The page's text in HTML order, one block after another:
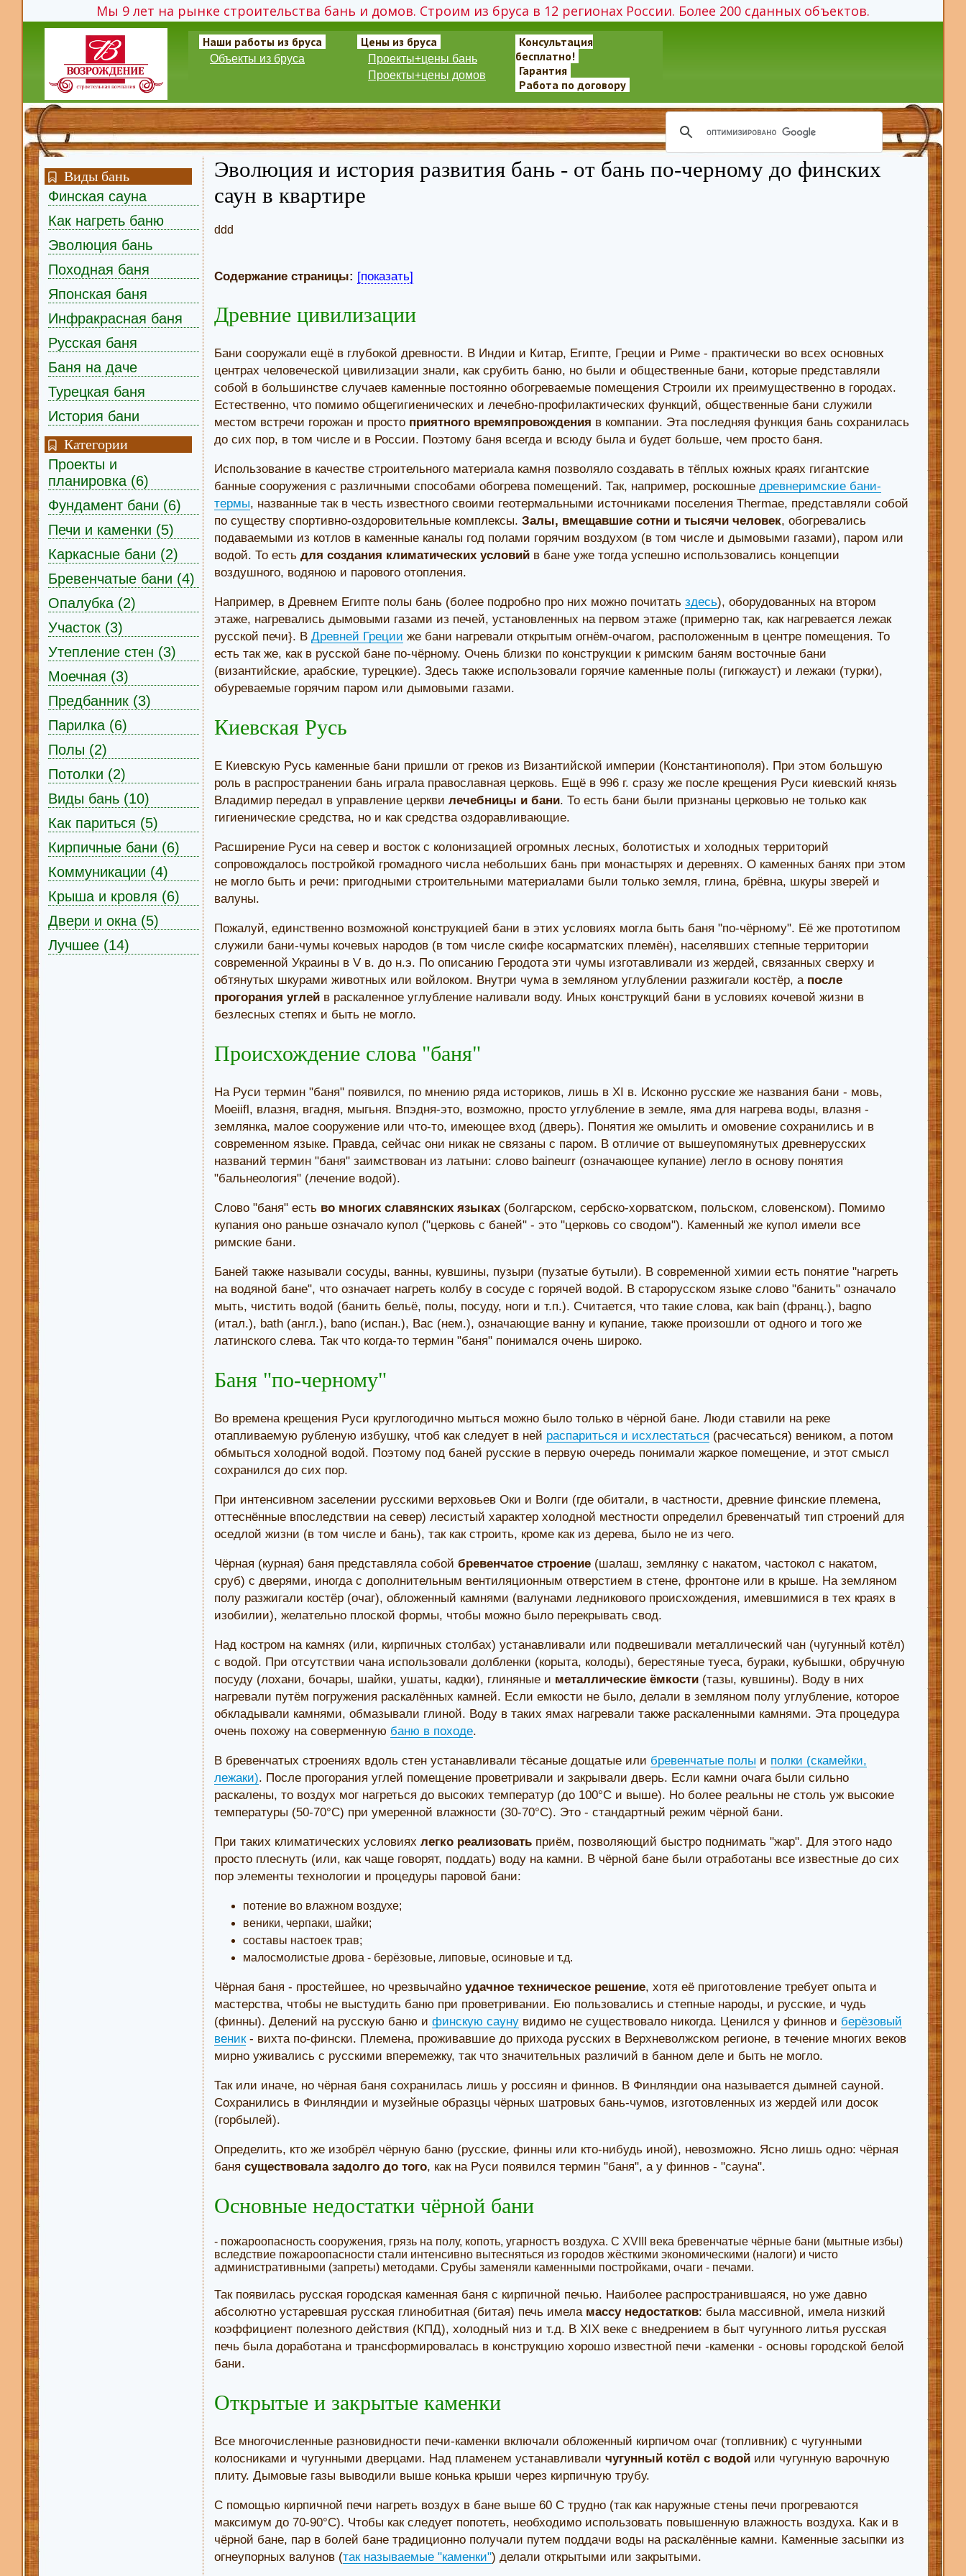
Мы 9 лет на рынке строительства бань и домов. Строим из бруса в 12 регионах России. Более 200 сданных объектов.
Наши работы из бруса
Объекты из бруса
Цены из бруса
Проекты+цены бань
Проекты+цены домов
Консультация
бесплатно!
Гарантия
Работа по договору
Виды бань
Финская сауна
Как нагреть баню
Эволюция бань
Походная баня
Японская баня
Инфракрасная баня
Русская баня
Баня на даче
Турецкая баня
История бани
Категории
Проекты и
планировка (6)
Фундамент бани (6)
Печи и каменки (5)
Каркасные бани (2)
Бревенчатые бани (4)
Опалубка (2)
Участок (3)
Утепление стен (3)
Моечная (3)
Предбанник (3)
Парилка (6)
Полы (2)
Потолки (2)
Виды бань (10)
Как париться (5)
Кирпичные бани (6)
Коммуникации (4)
Крыша и кровля (6)
Двери и окна (5)
Лучшее (14)
Эволюция и история развития бань - от бань по-черному до финских
саун в квартире
ddd
Содержание страницы: [показать]
Древние цивилизации
Бани сооружали ещё в глубокой древности. В Индии и Китар, Египте, Греции и Риме - практически во всех основных
центрах человеческой цивилизации знали, как срубить баню, но были и общественные бани, которые представляли
собой в большинстве случаев каменные постоянно обогреваемые помещения Строили их преимущественно в городах.
Естественно, что помимо общегигиенических и лечебно-профилактических функций, общественные бани служили
местом встречи горожан и просто приятного времяпровождения в компании. Эта последняя функция бань сохранилась
до сих пор, в том числе и в России. Поэтому баня всегда и всюду была и будет больше, чем просто баня.
Использование в качестве строительного материала камня позволяло создавать в тёплых южных краях гигантские
банные сооружения с различными способами обогрева помещений. Так, например, роскошные древнеримские бани-
термы, названные так в честь известного своими геотермальными источниками поселения Thermae, представляли собой
по существу спортивно-оздоровительные комплексы. Залы, вмещавшие сотни и тысячи человек, обогревались
подаваемыми из котлов в каменные каналы год полами горячим воздухом (в том числе и дымовыми газами), паром или
водой. То есть для создания климатических условий в бане уже тогда успешно использовались концепции
воздушного, водяною и парового отопления.
Например, в Древнем Египте полы бань (более подробно про них можно почитать здесь), оборудованных на втором
этаже, нагревались дымовыми газами из печей, установленных на первом этаже (примерно так, как нагревается лежак
русской печи}. В Древней Греции же бани нагревали открытым огнём-очагом, расположенным в центре помещения. То
есть так же, как в русской бане по-чёрному. Очень близки по конструкции к римским баням восточные бани
(византийские, арабские, турецкие). Здесь также использовали горячие каменные полы (гигкжауст) и лежаки (турки),
обуреваемые горячим паром или дымовыми газами.
Киевская Русь
Е Киевскую Русь каменные бани пришли от греков из Византийской империи (Константинополя). При этом большую
роль в распространении бань играла православная церковь. Ещё в 996 г. сразу же после крещения Руси киевский князь
Владимир передал в управление церкви лечебницы и бани. То есть бани были признаны церковью не только как
гигиенические средства, но и как средства оздоравливающие.
Расширение Руси на север и восток с колонизацией огромных лесных, болотистых и холодных территорий
сопровождалось постройкой громадного числа небольших бань при монастырях и деревнях. О каменных банях при этом
не могло быть и речи: пригодными строительными материалами были только земля, глина, брёвна, шкуры зверей и
валуны.
Пожалуй, единственно возможной конструкцией бани в этих условиях могла быть баня "по-чёрному". Её же прототипом
служили бани-чумы кочевых народов (в том числе скифе косарматских племён), населявших степные территории
современной Украины в V в. до н.э. По описанию Геродота эти чумы изготавливали из жердей, связанных сверху и
обтянутых шкурами животных или войлоком. Внутри чума в земляном углублении разжигали костёр, а после
прогорания углей в раскаленное углубление наливали воду. Иных конструкций бани в условиях кочевой жизни в
безлесных степях и быть не могло.
Происхождение слова "баня"
На Руси термин "баня" появился, по мнению ряда историков, лишь в XI в. Исконно русские же названия бани - мовь,
Moeiifl, влазня, вгадня, мыгьня. Впэдня-это, возможно, просто углубление в земле, яма для нагрева воды, влазня -
землянка, малое сооружение или что-то, имеющее вход (дверь). Понятия же омылить и омовение сохранились и в
современном языке. Правда, сейчас они никак не связаны с паром. В отличие от вышеупомянутых древнерусских
названий термин "баня" заимствован из латыни: слово baineurr (означающее купание) легло в основу понятия
"бальнеология" (лечение водой).
Слово "баня" есть во многих славянских языках (болгарском, сербско-хорватском, польском, словенском). Помимо
купания оно раньше означало купол ("церковь с баней" - это "церковь со сводом"). Каменный же купол имели все
римские бани.
Баней также называли сосуды, ванны, кувшины, пузыри (пузатые бутыли). В современной химии есть понятие "нагреть
на водяной бане", что означает нагреть колбу в сосуде с горячей водой. В старорусском языке слово "банить" означало
мыть, чистить водой (банить бельё, полы, посуду, ноги и т.п.). Считается, что такие слова, как bain (франц.), bagno
(итал.), bath (англ.), bаnо (испан.), Вас (нем.), означающие ванну и купание, также произошли от одного и того же
латинского слева. Так что когда-то термин "баня" понимался очень широко.
Баня "по-черному"
Во времена крещения Руси круглогодично мыться можно было только в чёрной бане. Люди ставили на реке
отапливаемую рубленую избушку, чтоб как следует в ней распариться и исхлестаться (расчесаться) веником, а потом
обмыться холодной водой. Поэтому под баней русские в первую очередь понимали жаркое помещение, и этот смысл
сохранился до сих пор.
При интенсивном заселении русскими верховьев Оки и Волги (где обитали, в частности, древние финские племена,
оттеснённые впоследствии на север) лесистый характер холодной местности определил бревенчатый тип строений для
оседлой жизни (в том числе и бань), так как строить, кроме как из дерева, было не из чего.
Чёрная (курная) баня представляла собой бревенчатое строение (шалаш, землянку с накатом, частокол с накатом,
сруб) с дверями, иногда с дополнительным вентиляционным отверстием в стене, фронтоне или в крыше. На земляном
полу разжигали костёр (очаг), обложенный камнями (валунами ледникового происхождения, имевшимися в тех краях в
изобилии), желательно плоской формы, чтобы можно было перекрывать свод.
Над костром на камнях (или, кирпичных столбах) устанавливали или подвешивали металлический чан (чугунный котёл)
с водой. При отсутствии чана использовали долбленки (корыта, колоды), берестяные туеса, бураки, кубышки, обручную
посуду (лохани, бочары, шайки, ушаты, кадки), глиняные и металлические ёмкости (тазы, кувшины). Воду в них
нагревали путём погружения раскалённых камней. Если емкости не было, делали в земляном полу углубление, которое
обкладывали камнями, обмазывали глиной. Воду в таких ямах нагревали также раскаленными камнями. Эта процедура
очень похожу на соверменную баню в походе.
В бревенчатых строениях вдоль стен устанавливали тёсаные дощатые или бревенчатые полы и полки (скамейки,
лежаки). После прогорания углей помещение проветривали и закрывали дверь. Если камни очага были сильно
раскалены, то воздух мог нагреться до высоких температур (до 100°С и выше). Но более реальны не столь уж высокие
температуры (50-70°С) при умеренной влажности (30-70°С). Это - стандартный режим чёрной бани.
При таких климатических условиях легко реализовать приём, позволяющий быстро поднимать "жар". Для этого надо
просто плеснуть (или, как чаще говорят, поддать) воду на камни. В чёрной бане были отработаны все известные до сих
пор элементы технологии и процедуры паровой бани:
потение во влажном воздухе;
веники, черпаки, шайки;
составы настоек трав;
малосмолистые дрова - берёзовые, липовые, осиновые и т.д.
Чёрная баня - простейшее, но чрезвычайно удачное техническое решение, хотя её приготовление требует опыта и
мастерства, чтобы не выстудить баню при проветривании. Ею пользовались и степные народы, и русские, и чудь
(финны). Делений на русскую баню и финскую сауну видимо не существовало никогда. Ценился у финнов и берёзовый
веник- вихта по-фински. Племена, проживавшие до прихода русских в Верхневолжском регионе, в течение многих веков
мирно уживались с русскими вперемежку, так что значительных различий в банном деле и быть не могло.
Так или иначе, но чёрная баня сохранилась лишь у россиян и финнов. В Финляндии она называется дымней сауной.
Сохранились в Финляндии и музейные образцы чёрных шатровых бань-чумов, изготовленных из жердей или досок
(горбылей).
Определить, кто же изобрёл чёрную баню (русские, финны или кто-нибудь иной), невозможно. Ясно лишь одно: чёрная
баня существовала задолго до того, как на Руси появился термин "баня", а у финнов - "сауна".
Основные недостатки чёрной бани
- пожароопасность сооружения, грязь на полу, копоть, угарностъ воздуха. С XVIII века бревенчатые чёрные бани (мытные избы)
вследствие пожароопасности стали интенсивно вытесняться из городов жёсткими экономическими (налоги) и чисто
административными (запреты) методами. Срубы заменяли каменными постройками, очаги - печами.
Так появилась русская городская каменная баня с кирпичной печью. Наиболее распространившаяся, но уже давно
абсолютно устаревшая русская глинобитная (битая) печь имела массу недостатков: была массивной, имела низкий
коэффициент полезного действия (КПД), холодный низ и т.д. В XIX веке с внедрением в быт чугунного литья русская
печь была доработана и трансформировалась в конструкцию хорошо известной печи -каменки - основы городской белой
бани.
Открытые и закрытые каменки
Все многочисленные разновидности печи-каменки включали обложенный кирпичом очаг (топливник) с чугунными
колосниками и чугунными дверцами. Над пламенем устанавливали чугунный котёл с водой или чугунную варочную
плиту. Дымовые газы выводили выше конька крыши через кирпичную трубу.
С помощью кирпичной печи нагреть воздух в бане выше 60 С трудно (так как наружные стены печи прогреваются
максимум до 70-90°С). Чтобы как следует попотеть, необходимо использовать повышенную влажность воздуха. Как и в
чёрной бане, пар в болей бане традиционно получали путем поддачи воды на раскалённые камни. Каменные засыпки из
огнеупорных валунов (так называемые "каменки") делали открытыми или закрытыми.